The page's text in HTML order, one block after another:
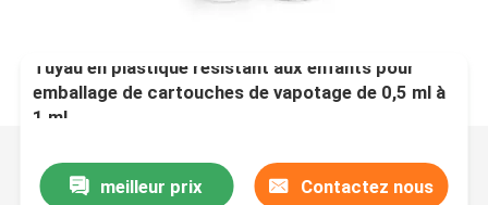
Tuyau en plastique résistant aux enfants pour
emballage de cartouches de vapotage de 0,5 ml à
1 ml
meilleur prix Contactez nous